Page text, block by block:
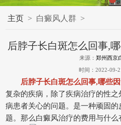
主页 > 白癜风人群 >
后脖子长白斑怎么回事,
来源： 郑州西京
时间：2022-09-
后脖子长白斑怎么回事,哪些
复杂的疾病，除了疾病治疗的性
病患者关心的问题。是一种顽固
题。那么白癜风治疗的费用与什么